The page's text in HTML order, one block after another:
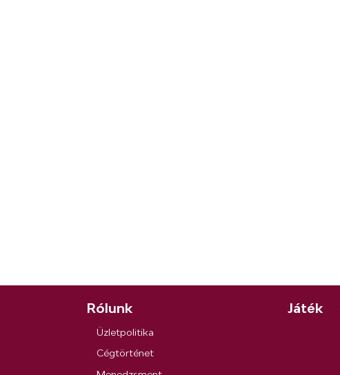
Rólunk
Üzletpolitika
Cégtörténet
Játék